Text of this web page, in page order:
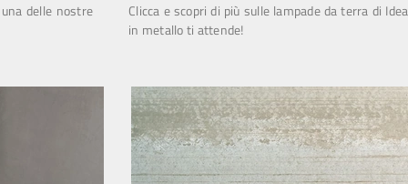
delle nostre
Clicca e scopri di più sulle lampade da terra di
in metallo ti attende!